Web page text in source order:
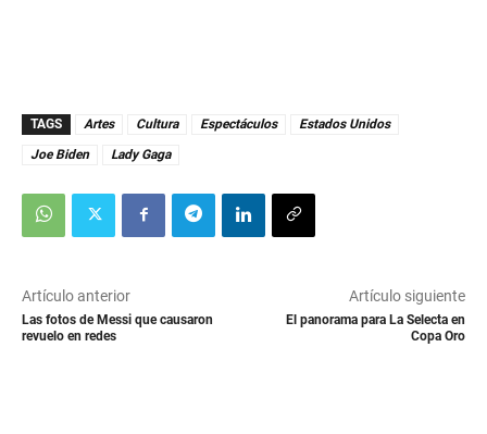
TAGS Artes Cultura Espectáculos
Estados Unidos
Joe Biden
Lady Gaga
Artículo anterior
Las fotos de Messi que causaron
revuelo en redes
Artículo siguiente
El panorama para La Selecta en
Copa Oro